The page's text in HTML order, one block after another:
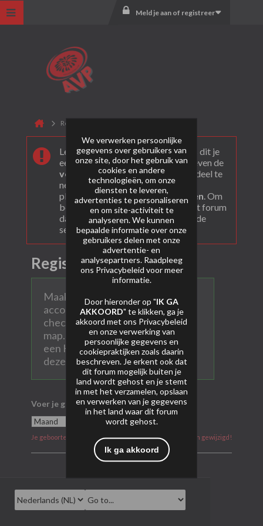
Meld je aan of registreer
Registreer
Leuk dat je ons gevonden hebt! Als dit je
eerste bezoek is bekijk dan eerst even de
veel gestelde vragen. Om actief deel te
nemen en ook berichten te kunnen
plaatsen moet je je eerst registeren. Om
berichten te bekijken, selecteer het forum
dat je wil bezoeken uit onderstaande
selectie.
Registreer
Maak hier een persoonlijk AVP
account aan. Vul alle velden in en
check ook na aanmelden je SPAM
map. Heel soms komen mails met
een Hotmail of Gmail account in
deze map terecht.
Voer je geboortedatum in
Je geboortedatum kan na aanmelding niet meer worden gewijzigd!
We verwerken persoonlijke
gegevens over gebruikers van
onze site, door het gebruik van
cookies en andere
technologieën, om onze
diensten te leveren,
advertenties te personaliseren
en om site-activiteit te
analyseren. We kunnen
bepaalde informatie over onze
gebruikers delen met onze
advertentie- en
analysepartners. Raadpleeg
ons Privacybeleid voor meer
informatie.
Door hieronder op "IK GA
AKKOORD" te klikken, ga je
akkoord met ons Privacybeleid
en onze verwerking van
persoonlijke gegevens en
cookiepraktijken zoals daarin
beschreven. Je erkent ook dat
dit forum mogelijk buiten je
land wordt gehost en je stemt
in met het verzamelen, opslaan
en verwerken van je gegevens
in het land waar dit forum
wordt gehost.
Ik ga akkoord